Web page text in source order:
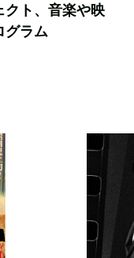
クト、音楽や映
グラム